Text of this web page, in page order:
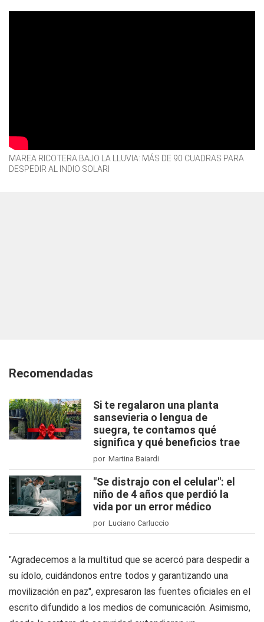
MAREA RICOTERA BAJO LA LLUVIA: MÁS DE 90 CUADRAS PARA
DESPEDIR AL INDIO SOLARI
Recomendadas
Si te regalaron una planta
sansevieria o lengua de
suegra, te contamos qué
significa y qué beneficios trae
por Martina Baiardi
"Se distrajo con el celular": el
niño de 4 años que perdió la
vida por un error médico
por Luciano Carluccio
"Agradecemos a la multitud que se acercó para despedir a
su ídolo, cuidándonos entre todos y garantizando una
movilización en paz", expresaron las fuentes oficiales en el
escrito difundido a los medios de comunicación. Asimismo,